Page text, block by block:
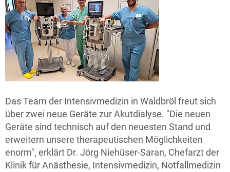
Das Team der Intensivmedizin in Waldbröl freut sich
über zwei neue Geräte zur Akutdialyse. "Die neuen
Geräte sind technisch auf den neuesten Stand und
erweitern unsere therapeutischen Möglichkeiten
enorm", erklärt Dr. Jörg Niehüser-Saran, Chefarzt der
Klinik für Anästhesie, Intensivmedizin, Notfallmedizin